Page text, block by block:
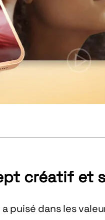
créatif et
a puisé dans les